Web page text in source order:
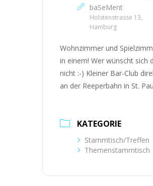
baSeMent
Holstenstrasse 13,
Hamburg
Wohnzimmer und
in einem! Wer wünscht sich
nicht :-) Kleiner Bar-Club
an der Reeperbahn in St.
KATEGORIE
Stammtisch/Treffen
Themenstammtisch